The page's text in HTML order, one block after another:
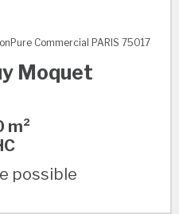
Commercial PARIS 75017
Moquet
m²
possible